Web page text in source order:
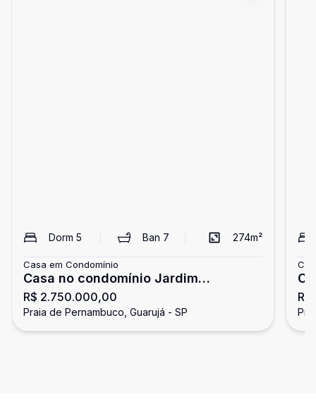
Dorm 5 Ban 7 274m²
Casa em Condomínio
Casa no condomínio Jardim
Pernambuco, 5 suítes, Guarujá
R$ 2.750.000,00
Praia de Pernambuco, Guarujá - SP